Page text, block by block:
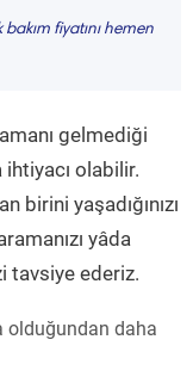
fiyatını hemen
gelmediği
ihtiyacı olabilir.
birini yaşadığınızı
yâda
tavsiye ederiz.
olduğundan daha